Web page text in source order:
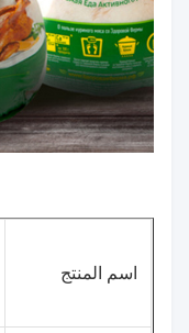
اسم المنتج